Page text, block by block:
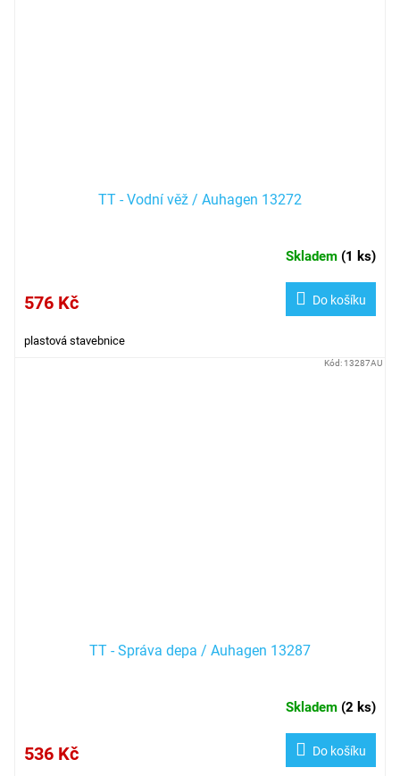
TT - Vodní věž / Auhagen 13272
Skladem (1 ks)
576 Kč Do košíku
plastová stavebnice
TT - Správa depa / Auhagen 13287
Skladem (2 ks)
536 Kč Do košíku
Kód: 13287AU